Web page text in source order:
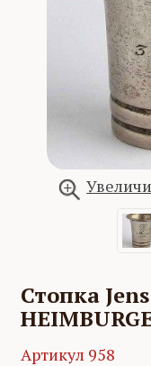
Стопка
Артикул 958